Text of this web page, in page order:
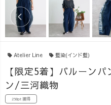
Atelier Line 藍染(インド藍)
【限定5着】バルーン
ン/三河織物
258pt 獲得